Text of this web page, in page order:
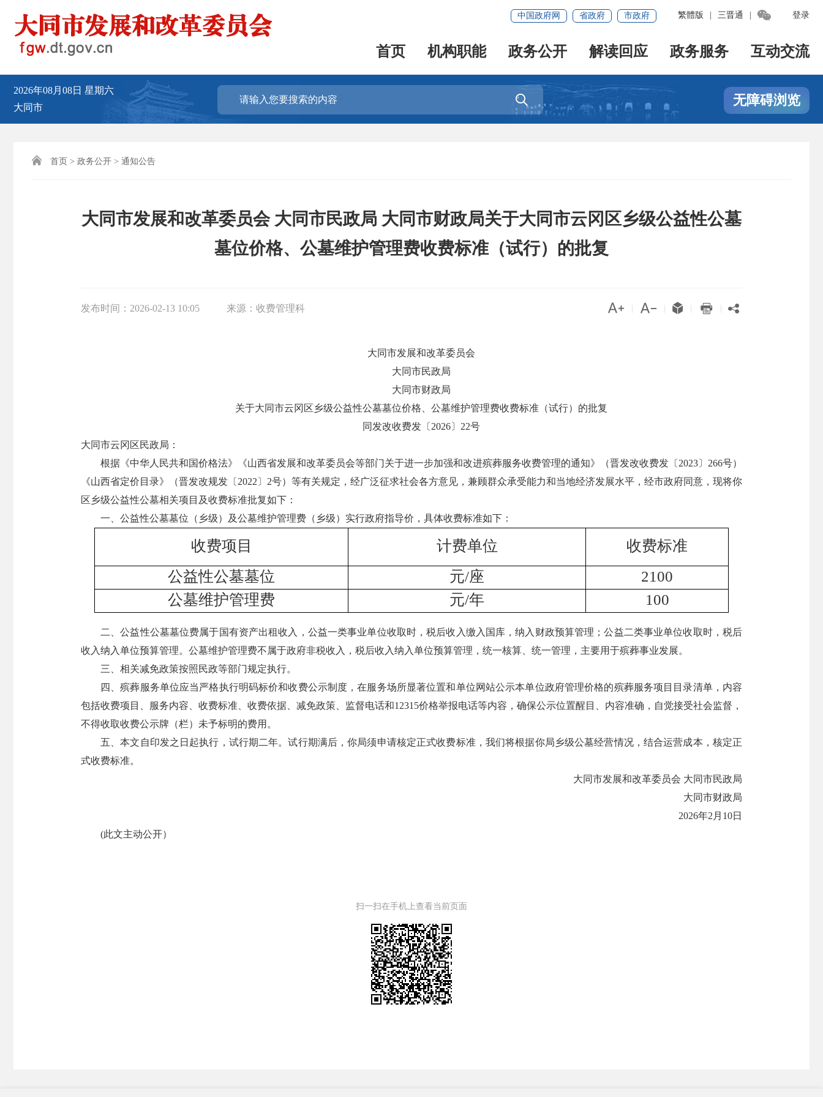
登录
繁體版 三晋通 
中国政府网 省政府 市政府
首页 机构职能 政务公开 解读回应 政务服务 互动交流
2026年08月08日 星期六
大同市
 无障碍浏览
 首页 > 政务公开 > 通知公告
大同市发展和改革委员会 大同市民政局 大同市财政局关于大同市云冈区乡级公益性公墓
墓位价格、公墓维护管理费收费标准（试行）的批复
发布时间： 2026-02-13 10:05 来源： 收费管理科     
大同市发展和改革委员会
大同市民政局
大同市财政局
关于大同市云冈区乡级公益性公墓墓位价格、公墓维护管理费收费标准（试行）的批复
同发改收费发〔2026〕22号
大同市云冈区民政局：
根据《中华人民共和国价格法》《山西省发展和改革委员会等部门关于进一步加强和改进殡葬服务收费管理的通知》（晋发改收费发〔2023〕266号）
《山西省定价目录》（晋发改规发〔2022〕2号）等有关规定，经广泛征求社会各方意见，兼顾群众承受能力和当地经济发展水平，经市政府同意，现将你
区乡级公益性公墓相关项目及收费标准批复如下：
一、公益性公墓墓位（乡级）及公墓维护管理费（乡级）实行政府指导价，具体收费标准如下：
收费项目 计费单位
收费标准
公益性公墓墓位
元/座
2100
公墓维护管理费
元/年 100
二、公益性公墓墓位费属于国有资产出租收入，公益一类事业单位收取时，税后收入缴入国库，纳入财政预算管理；公益二类事业单位收取时，税后
收入纳入单位预算管理。公墓维护管理费不属于政府非税收入，税后收入纳入单位预算管理，统一核算、统一管理，主要用于殡葬事业发展。
三、相关减免政策按照民政等部门规定执行。
四、殡葬服务单位应当严格执行明码标价和收费公示制度，在服务场所显著位置和单位网站公示本单位政府管理价格的殡葬服务项目目录清单，内容
包括收费项目、服务内容、收费标准、收费依据、减免政策、监督电话和12315价格举报电话等内容，确保公示位置醒目、内容准确，自觉接受社会监督，
不得收取收费公示牌（栏）未予标明的费用。
五、本文自印发之日起执行，试行期二年。试行期满后，你局须申请核定正式收费标准，我们将根据你局乡级公墓经营情况，结合运营成本，核定正
式收费标准。
大同市发展和改革委员会 大同市民政局
大同市财政局
2026年2月10日
(此文主动公开）
扫一扫在手机上查看当前页面